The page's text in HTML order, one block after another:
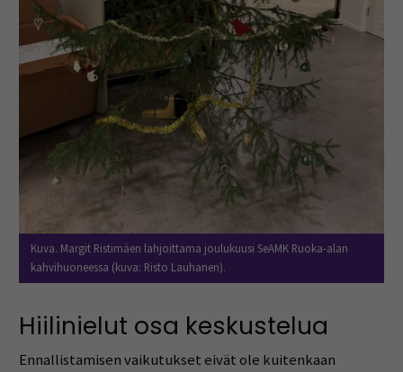
Kuva. Margit Ristimäen lahjoittama joulukuusi SeAMK Ruoka-alan
kahvihuoneessa (kuva: Risto Lauhanen).
Hiilinielut osa keskustelua
Ennallistamisen vaikutukset eivät ole kuitenkaan